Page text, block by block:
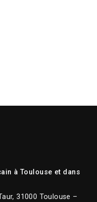
à Toulouse et dans
31000 Toulouse –